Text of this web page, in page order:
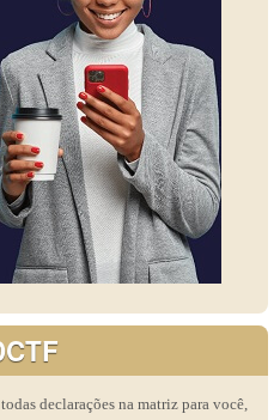
declarações na matriz para você,